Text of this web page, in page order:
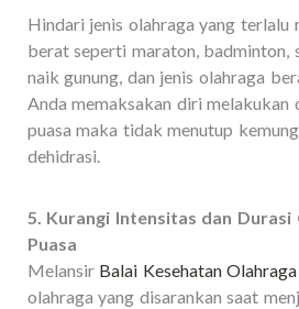
Hindari jenis olahraga yang terlalu
berat seperti maraton, badminton,
naik gunung, dan jenis olahraga
Anda memaksakan diri melakukan
puasa maka tidak menutup
dehidrasi.
5. Kurangi Intensitas dan Durasi
Puasa
Melansir Balai Kesehatan
olahraga yang disarankan saat